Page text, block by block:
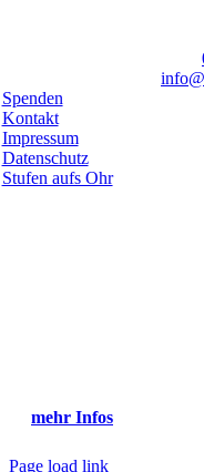
Spenden
Kontakt
Impressum
Datenschutz
Stufen aufs Ohr
mehr Infos
Page load link